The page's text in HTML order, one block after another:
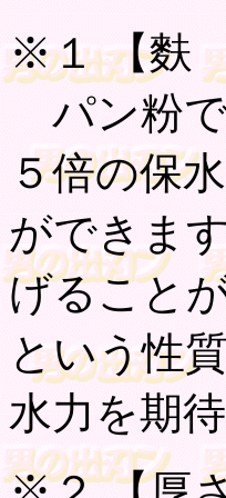
※１ 【麩
パン粉で
５倍の保
ができま
げること
という性
水力を期